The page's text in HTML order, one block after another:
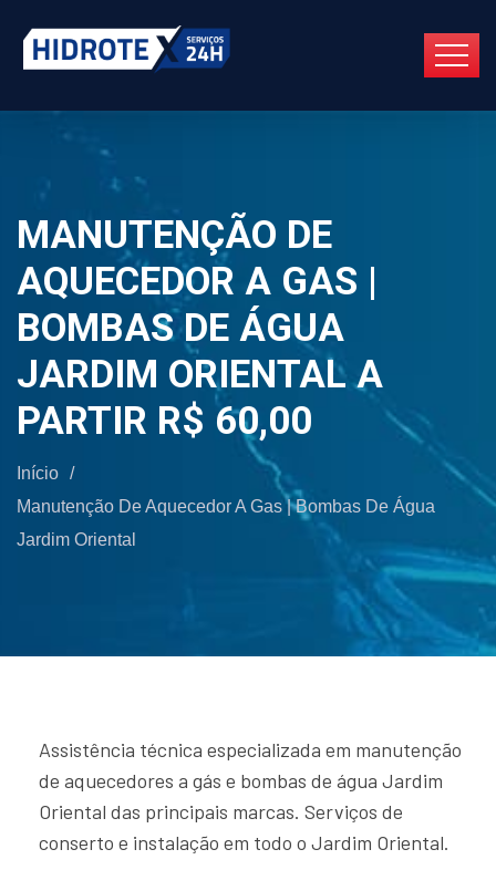
MANUTENÇÃO DE
AQUECEDOR A GAS |
BOMBAS DE ÁGUA
JARDIM ORIENTAL A
PARTIR R$ 60,00
Início /
Manutenção De Aquecedor A Gas | Bombas De Água
Jardim Oriental
Assistência técnica especializada em manutenção
de aquecedores a gás e bombas de água Jardim
Oriental das principais marcas. Serviços de
conserto e instalação em todo o Jardim Oriental.